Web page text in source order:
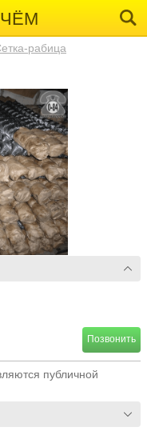
рабица
Позвонить
публичной